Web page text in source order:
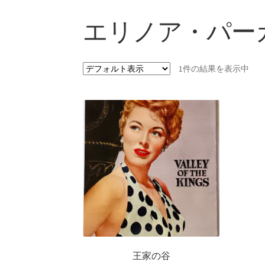
エリノア・パー
1件の結果を表示中
王家の谷